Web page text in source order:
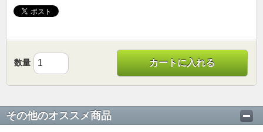
数量 カートに入れる
その他のオススメ商品